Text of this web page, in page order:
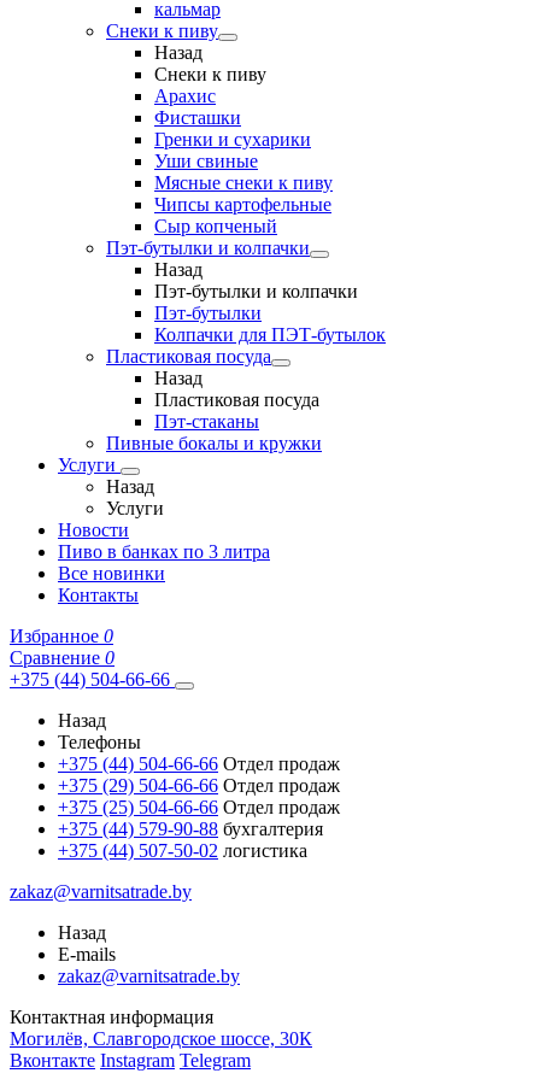
кальмар
Снеки к пиву
Назад
Снеки к пиву
Арахис
Фисташки
Гренки и сухарики
Уши свиные
Мясные снеки к пиву
Чипсы картофельные
Сыр копченый
Пэт-бутылки и колпачки
Назад
Пэт-бутылки и колпачки
Пэт-бутылки
Колпачки для ПЭТ-бутылок
Пластиковая посуда
Назад
Пластиковая посуда
Пэт-стаканы
Пивные бокалы и кружки
Услуги
Назад
Услуги
Новости
Пиво в банках по 3 литра
Все новинки
Контакты
Избранное 0
Сравнение 0
+375 (44) 504-66-66
Назад
Телефоны
+375 (44) 504-66-66 Отдел продаж
+375 (29) 504-66-66 Отдел продаж
+375 (25) 504-66-66 Отдел продаж
+375 (44) 579-90-88 бухгалтерия
+375 (44) 507-50-02 логистика
zakaz@varnitsatrade.by
Назад
E-mails
zakaz@varnitsatrade.by
Контактная информация
Могилёв, Славгородское шоссе, 30К
Вконтакте Instagram Telegram